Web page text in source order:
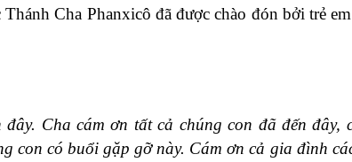
Cha Phanxicô đã được chào đón bởi trẻ
Cha cám ơn tất cả chúng con đã đến đây,
con có buổi gặp gỡ này. Cám ơn cả gia đình